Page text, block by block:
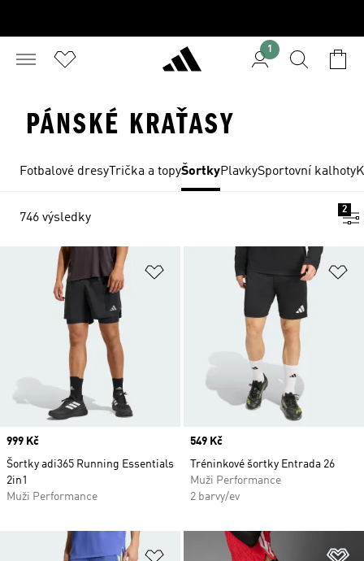
1
PÁNSKÉ KRAŤASY
Fotbalové dresy Trička a topyŠortkyPlavkySportovní kalhoty
746 výsledky
2
Přidat do seznamu přání
Price
999 Kč
Šortky adi365 Running Essentials
2in1
Muži Performance
Price
549 Kč
Tréninkové šortky Entrada 26
Muži Performance
2 barvy/ev
Přidat do seznamu přání